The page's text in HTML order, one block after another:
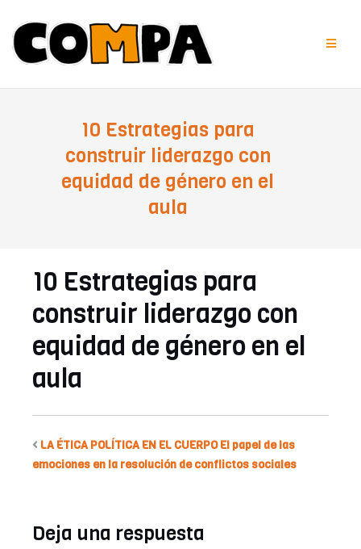
contenido
10 Estrategias para
construir liderazgo con
equidad de género en el
aula
10 Estrategias para
construir liderazgo con
equidad de género en el
aula
LA ÉTICA POLÍTICA EN EL CUERPO El papel de las
emociones en la resolución de conflictos sociales
Deja una respuesta